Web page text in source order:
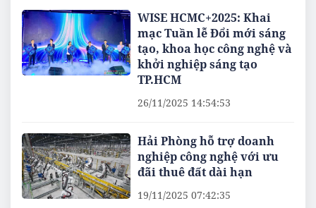
WISE HCMC+2025: Khai
mạc Tuần lễ Đổi mới sáng
tạo, khoa học công nghệ và
khởi nghiệp sáng tạo
TP.HCM
26/11/2025 14:54:53
Hải Phòng hỗ trợ doanh
nghiệp công nghệ với ưu
đãi thuê đất dài hạn
19/11/2025 07:42:35